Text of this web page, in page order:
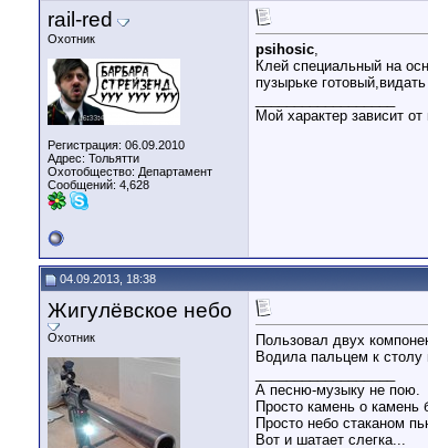
rail-red
Охотник
Регистрация: 06.09.2010
Адрес: Тольятти
Охотобщество: Департамент
Сообщений: 4,628
psihosic,
Клей специальный на
пузырьке
Мой характер зависит
04.09.2013, 18:38
Жигулёвское небо
Охотник
Пользовал двух
Водила пальцем к столу
А песню-музыку не пою.
Просто камень о камень
Просто небо стаканом
Вот и шатает слегка...